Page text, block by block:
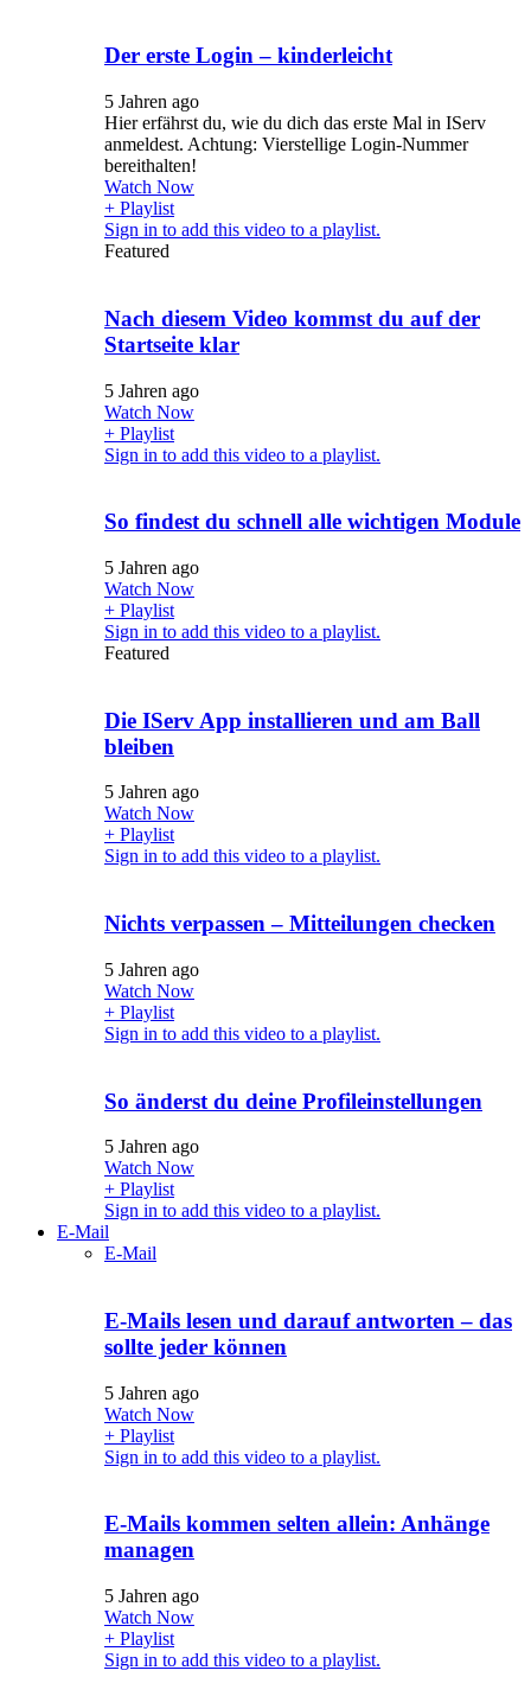
Der erste Login – kinderleicht
5 Jahren ago
Hier erfährst du, wie du dich das erste Mal in IServ
anmeldest. Achtung: Vierstellige Login-Nummer
bereithalten!
Watch Now
+ Playlist
Sign in to add this video to a playlist.
Featured
Nach diesem Video kommst du auf der
Startseite klar
5 Jahren ago
Watch Now
+ Playlist
Sign in to add this video to a playlist.
So findest du schnell alle wichtigen Module
5 Jahren ago
Watch Now
+ Playlist
Sign in to add this video to a playlist.
Featured
Die IServ App installieren und am Ball
bleiben
5 Jahren ago
Watch Now
+ Playlist
Sign in to add this video to a playlist.
Nichts verpassen – Mitteilungen checken
5 Jahren ago
Watch Now
+ Playlist
Sign in to add this video to a playlist.
So änderst du deine Profileinstellungen
5 Jahren ago
Watch Now
+ Playlist
Sign in to add this video to a playlist.
E-Mail
E-Mail
E-Mails lesen und darauf antworten – das
sollte jeder können
5 Jahren ago
Watch Now
+ Playlist
Sign in to add this video to a playlist.
E-Mails kommen selten allein: Anhänge
managen
5 Jahren ago
Watch Now
+ Playlist
Sign in to add this video to a playlist.